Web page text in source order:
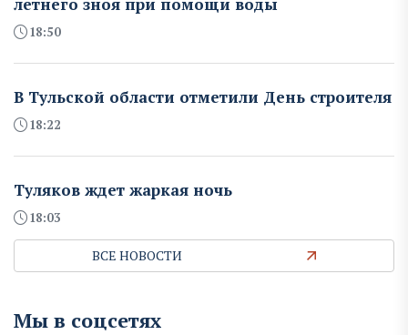
летнего зноя при помощи воды
18:50
В Тульской области отметили День строителя
18:22
Туляков ждет жаркая ночь
18:03
ВСЕ НОВОСТИ
Мы в соцсетях